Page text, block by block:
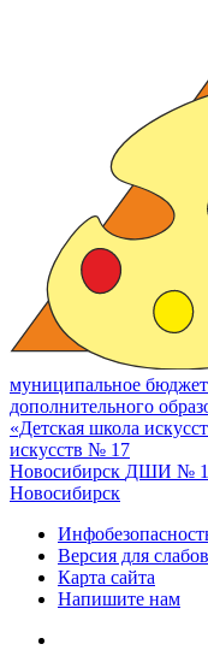
муниципальное
дополнительного
«Детская школа
искусств № 17
Новосибирск ДШИ №
Новосибирск
Версия для
Карта сайта
Напишите нам